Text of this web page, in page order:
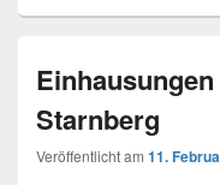
Starnberg
Veröffentlicht am 11.